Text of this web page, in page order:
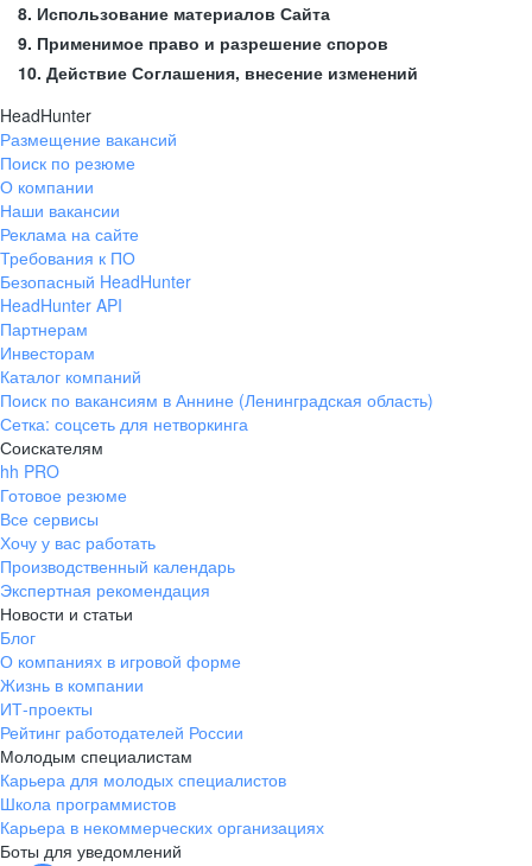
8. Использование материалов Сайта
9. Применимое право и разрешение споров
10. Действие Соглашения, внесение изменений
HeadHunter
Размещение вакансий
Поиск по резюме
О компании
Наши вакансии
Реклама на сайте
Требования к ПО
Безопасный HeadHunter
HeadHunter API
Партнерам
Инвесторам
Каталог компаний
Поиск по вакансиям в Аннине (Ленинградская область)
Сетка: соцсеть для нетворкинга
Соискателям
hh PRO
Готовое резюме
Все сервисы
Хочу у вас работать
Производственный календарь
Экспертная рекомендация
Новости и статьи
Блог
О компаниях в игровой форме
Жизнь в компании
ИТ-проекты
Рейтинг работодателей России
Молодым специалистам
Карьера для молодых специалистов
Школа программистов
Карьера в некоммерческих организациях
Боты для уведомлений